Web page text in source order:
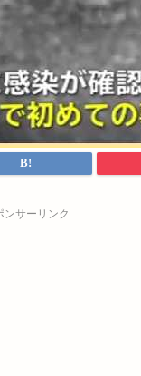
ンサーリンク